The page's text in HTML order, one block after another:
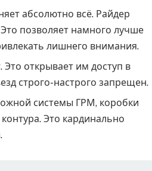
абсолютно всё. Райдер
позволяет намного лучше
лишнего внимания.
открывает им доступ в
строго-настрого запрещен.
системы ГРМ, коробки
Это кардинально